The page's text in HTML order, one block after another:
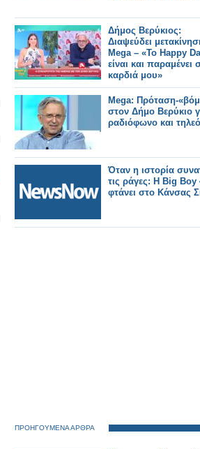
Δήμος Βερύκιος:
Διαψεύδει
Mega – «Το Happy
είναι και παραμένει
καρδιά μου»
Mega: Πρόταση-
στον Δήμο Βερύκιο
ραδιόφωνο και
Όταν η ιστορία
τις ράγες: Η Big Boy
φτάνει στο Κάνσας
ΠΡΟΗΓΟΥΜΕΝΑ ΑΡΘΡΑ